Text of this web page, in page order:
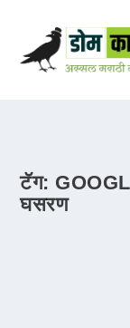
टॅग:
घसरण